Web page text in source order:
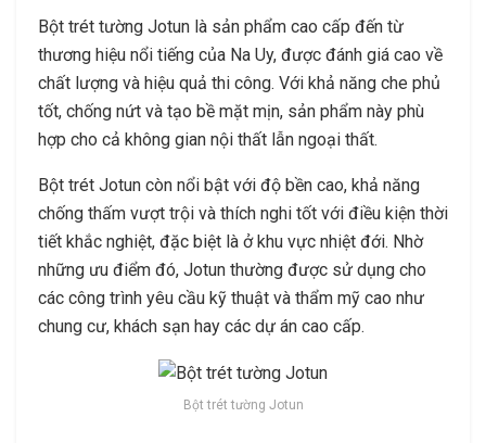
Bột trét tường Jotun là sản phẩm cao cấp đến từ
thương hiệu nổi tiếng của Na Uy, được đánh giá cao về
chất lượng và hiệu quả thi công. Với khả năng che phủ
tốt, chống nứt và tạo bề mặt mịn, sản phẩm này phù
hợp cho cả không gian nội thất lẫn ngoại thất.
Bột trét Jotun còn nổi bật với độ bền cao, khả năng
chống thấm vượt trội và thích nghi tốt với điều kiện thời
tiết khắc nghiệt, đặc biệt là ở khu vực nhiệt đới. Nhờ
những ưu điểm đó, Jotun thường được sử dụng cho
các công trình yêu cầu kỹ thuật và thẩm mỹ cao như
chung cư, khách sạn hay các dự án cao cấp.
Bột trét tường Jotun